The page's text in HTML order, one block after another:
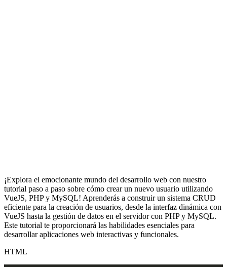
¡Explora el emocionante mundo del desarrollo web con nuestro
tutorial paso a paso sobre cómo crear un nuevo usuario utilizando
VueJS, PHP y MySQL! Aprenderás a construir un sistema CRUD
eficiente para la creación de usuarios, desde la interfaz dinámica con
VueJS hasta la gestión de datos en el servidor con PHP y MySQL.
Este tutorial te proporcionará las habilidades esenciales para
desarrollar aplicaciones web interactivas y funcionales.
HTML